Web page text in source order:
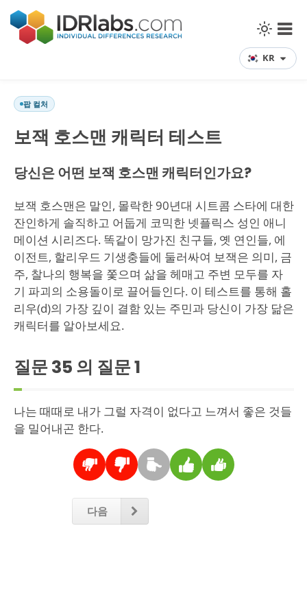
KR
팝 컬처
보잭 호스맨 캐릭터 테스트
당신은 어떤 보잭 호스맨 캐릭터인가요?
보잭 호스맨은 말인, 몰락한 90년대 시트콤 스타에 대한
잔인하게 솔직하고 어둡게 코믹한 넷플릭스 성인 애니
메이션 시리즈다. 똑같이 망가진 친구들, 옛 연인들, 에
이전트, 할리우드 기생충들에 둘러싸여 보잭은 의미, 금
주, 찰나의 행복을 쫓으며 삶을 헤매고 주변 모두를 자
기 파괴의 소용돌이로 끌어들인다. 이 테스트를 통해 홀
리우(d)의 가장 깊이 결함 있는 주민과 당신이 가장 닮은
캐릭터를 알아보세요.
질문 35 의 질문1
나는 때때로 내가 그럴 자격이 없다고 느껴서 좋은 것들
을 밀어내곤 한다.
다음